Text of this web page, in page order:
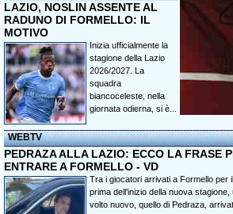
LAZIO, NOSLIN ASSENTE AL
RADUNO DI FORMELLO: IL
MOTIVO
Inizia ufficialmente la
stagione della Lazio
2026/2027. La
squadra
biancoceleste, nella
giornata odierna, si è...
WEBTV
PEDRAZA ALLA LAZIO: ECCO LA FRASE
ENTRARE A FORMELLO - VD
Tra i giocatori arrivati a Formello per
prima dell'inizio della nuova stagione,
volto nuovo, quello di Pedraza,